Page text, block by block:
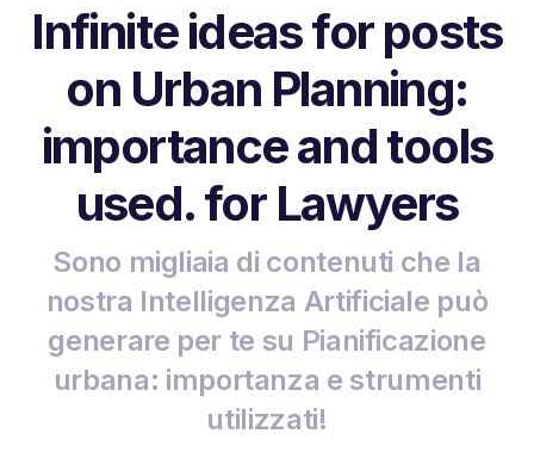
Infinite ideas for posts
on Urban Planning:
importance and tools
used. for Lawyers
Sono migliaia di contenuti che la
nostra Intelligenza Artificiale può
generare per te su Pianificazione
urbana: importanza e strumenti
utilizzati!